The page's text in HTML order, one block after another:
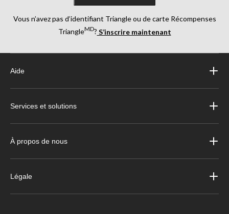
Vous n’avez pas d’identifiant Triangle ou de carte Récompenses
TriangleMD? S’inscrire maintenant
Aide
Services et solutions
À propos de nous
Légale